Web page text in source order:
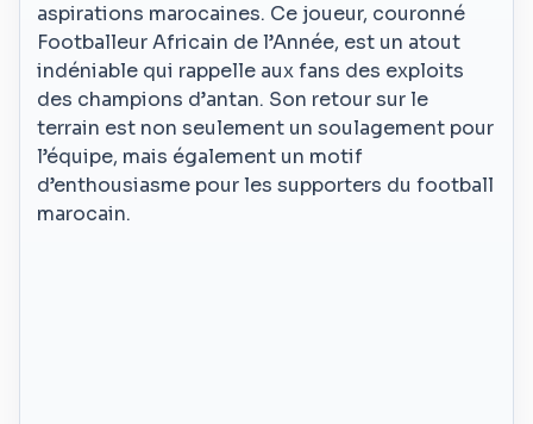
aspirations marocaines. Ce joueur, couronné
Footballeur Africain de l’Année, est un atout
indéniable qui rappelle aux fans des exploits
des champions d’antan. Son retour sur le
terrain est non seulement un soulagement pour
l’équipe, mais également un motif
d’enthousiasme pour les supporters du football
marocain.